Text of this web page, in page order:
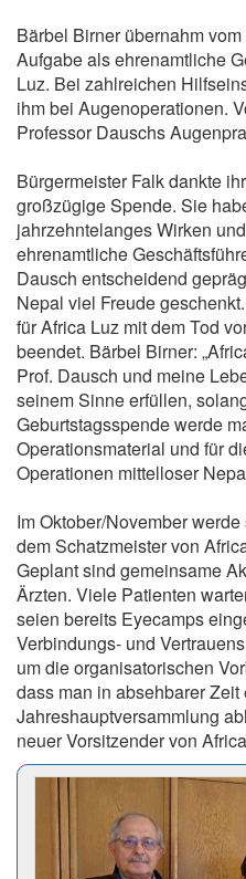
Bärbel Birner übernahm
Aufgabe als ehrenamtliche
Luz. Bei zahlreichen
ihm bei Augenoperationen.
Professor Dauschs
Bürgermeister Falk dankte
großzügige Spende. Sie
jahrzehntelanges Wirken
ehrenamtliche
Dausch entscheidend
Nepal viel Freude
für Africa Luz mit dem Tod
beendet. Bärbel Birner:
Prof. Dausch und meine
seinem Sinne erfüllen,
Geburtstagsspende werde
Operationsmaterial und für
Operationen mittelloser
Im Oktober/November
dem Schatzmeister von
Geplant sind gemeinsame
Ärzten. Viele Patienten
seien bereits Eyecamps
Verbindungs- und
um die organisatorischen
dass man in absehbarer
Jahreshauptversammlung
neuer Vorsitzender von